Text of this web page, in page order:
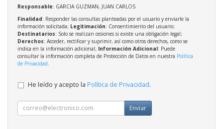
Responsable: GARCIA GUZMAN, JUAN CARLOS
Finalidad: Responder las consultas planteadas por el usuario y enviarle la
información solicitada; Legitimación: Consentimiento del usuario;
Destinatarios: Solo se realizan cesiones si existe una obligación legal;
Derechos: Acceder, rectificar y suprimir, así como otros derechos, como se
indica en la información adicional; Información Adicional: Puede
consultar la información completa de Protección de Datos en nuestra Política
de Privacidad
He leído y acepto la Política de Privacidad.
Enviar